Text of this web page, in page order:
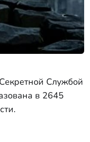
Службой
в 2645